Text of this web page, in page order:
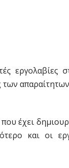
εργολαβίες
έχει
και οι